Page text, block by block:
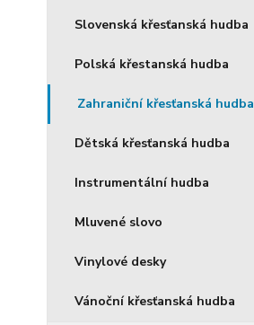
Slovenská křesťanská hudba
Polská křestanská hudba
Zahraniční křesťanská hudba
Dětská křesťanská hudba
Instrumentální hudba
Mluvené slovo
Vinylové desky
Vánoční křesťanská hudba